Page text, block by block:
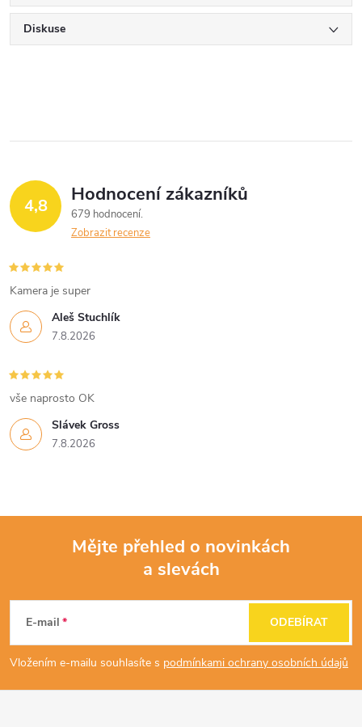
Diskuse
4,8 Hodnocení zákazníků
679 hodnocení
Zobrazit recenze
Aleš Stuchlík
7.8.2026
Kamera je super
Slávek Gross
7.8.2026
vše naprosto OK
p
a
Mějte přehled o novinkách
a slevách
E-mail
Vložením e-mailu souhlasíte s podmínkami ochrany osobních údajů
ODEBÍRAT